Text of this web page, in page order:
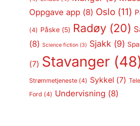
Oppgave app(8) Oslo(11)
(4) Påske(5) Radøy(20)
(8) Science fiction(3) Sjakk (9)
(7) Stavanger
Strømmetjeneste(4) Sykkel (7)
Ford (4) Undervisning (8)